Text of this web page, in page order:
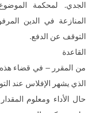
الجدي. لمحكمة
المنازعة في الدين
التوقف عن الدفع.
القاعدة
من المقرر – في قضاء
الذي يشهر الإفلاس عند
حال الأداء ومعلوم